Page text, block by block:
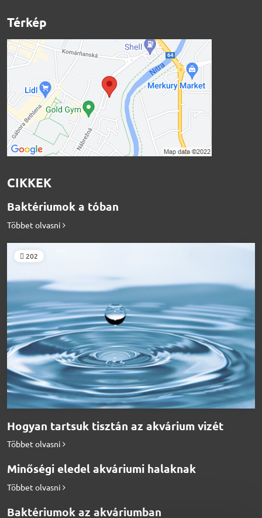
Térkép
CIKKEK
Baktériumok a tóban
Többet olvasni
202
Hogyan tartsuk tisztán az akvárium vizét
Többet olvasni
Minőségi eledel akváriumi halaknak
Többet olvasni
Baktériumok az akváriumban